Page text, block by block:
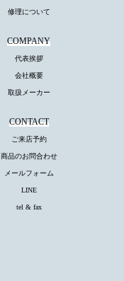
修理について
COMPANY
代表挨拶
会社概要
取扱メーカー
CONTACT
ご来店予約
商品のお問合わせ
メールフォーム
LINE
tel & fax